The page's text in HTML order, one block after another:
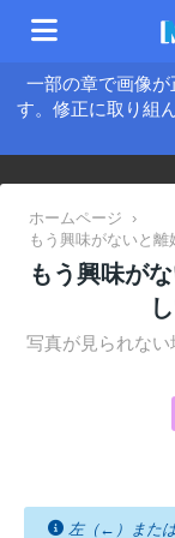
一部の章で画像
す。修正に取り組
ホームページ
›
もう興味がないと
もう興味が
写真が見られな
左（←）また